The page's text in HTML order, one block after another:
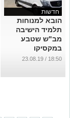
חדשות
הובא למנוחות
תלמיד הישיבה
מב"ש שטבע
במקסיקו
...
18:50 / 23.08.19